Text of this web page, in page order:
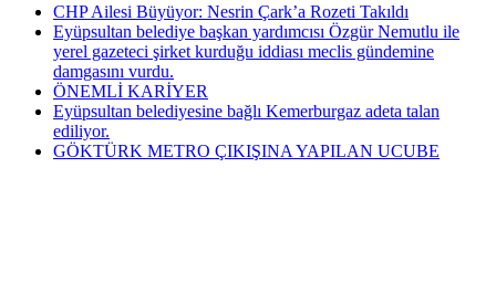
CHP Ailesi Büyüyor: Nesrin Çark’a Rozeti Takıldı
Eyüpsultan belediye başkan yardımcısı Özgür Nemutlu ile
yerel gazeteci şirket kurduğu iddiası meclis gündemine
damgasını vurdu.
ÖNEMLİ KARİYER
Eyüpsultan belediyesine bağlı Kemerburgaz adeta talan
ediliyor.
GÖKTÜRK METRO ÇIKIŞINA YAPILAN UCUBE